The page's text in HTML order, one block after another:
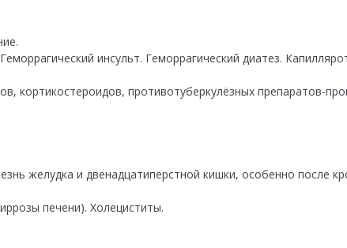
инсульт. Геморрагический диатез.
кортикостероидов, противотуберкулёзных препаратов-
желудка и двенадцатиперстной кишки, особенно после
печени). Холециститы.